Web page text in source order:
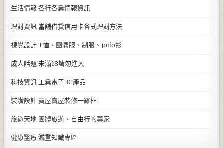
生活情報 各行各業情報資訊
理財資訊 當舖借貸信用卡各式理財方法
視覺設計 T恤、團體服、制服、polo衫
成人話題 未滿18請勿進入
科技資訊 工業電子3C產品
裝潢設計 買屋賣屋裝修一羅框
旅遊天地 團體旅遊、自由行的專家
健康醫療 減重知識專區